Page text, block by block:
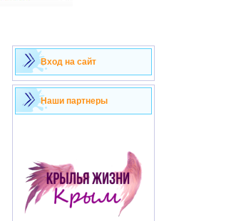
Вход на сайт
Наши партнеры